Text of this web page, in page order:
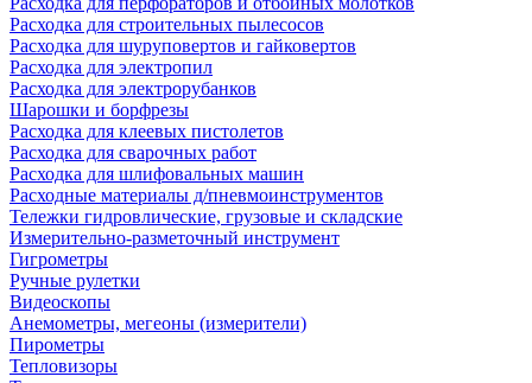
Расходка для строительных пылесоcов
Расходка для шуруповертов и гайковертов
Расходка для электропил
Расходка для электрорубанков
Шарошки и борфрезы
Расходка для клеевых пистолетов
Расходка для сварочных работ
Расходка для шлифовальных машин
Расходные материалы д/пневмоинструментов
Тележки гидровлические, грузовые и складские
Измерительно-разметочный инструмент
Гигрометры
Ручные рулетки
Видеоскопы
Анемометры, мегеоны (измерители)
Пирометры
Тепловизоры